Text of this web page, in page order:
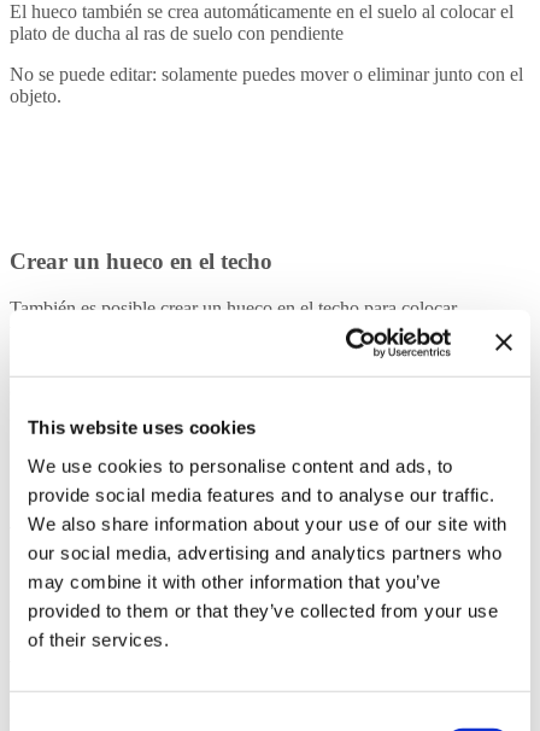
This website uses cookies
We use cookies to personalise content and ads, to
provide social media features and to analyse our traffic.
We also share information about your use of our site with
our social media, advertising and analytics partners who
may combine it with other information that you’ve
provided to them or that they’ve collected from your use
of their services.
El hueco también se crea automáticamente en el suelo al colocar el
plato de ducha al ras de suelo con pendiente
No se puede editar: solamente puedes mover o eliminar junto con el
objeto.
Crear un hueco en el techo
También es posible crear un hueco en el techo para colocar
ventanas. Mientras que la colocación solo se puede realizar en modo
3D, la edición también es posible en modo 2D.
VISTAS